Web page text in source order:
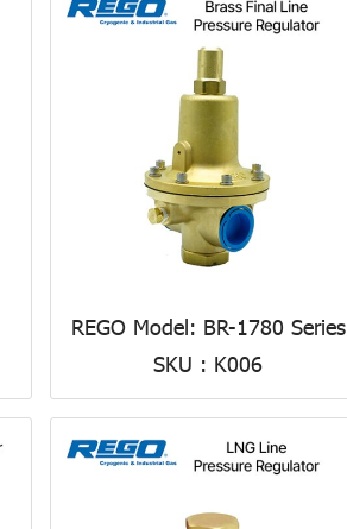
REGO Model: BR-1780 Series
SKU : K006